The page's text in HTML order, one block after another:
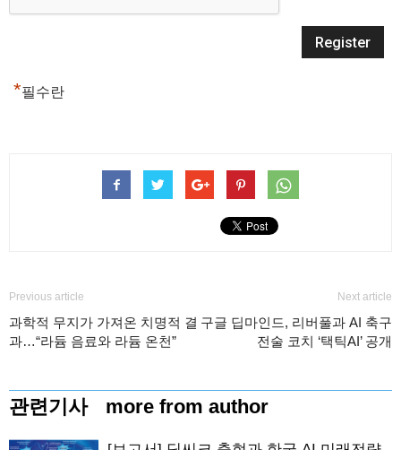
*필수란
Previous article
과학적 무지가 가져온 치명적 결
과…“라듐 음료와 라듐 온천”
Next article
구글 딥마인드, 리버풀과 AI 축구
전술 코치 ‘택틱AI’ 공개
관련기사 more from author